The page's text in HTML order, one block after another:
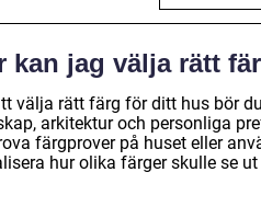
kan jag välja rätt
välja rätt färg för ditt hus bör
arkitektur och personliga
färgprover på huset eller
hur olika färger skulle se